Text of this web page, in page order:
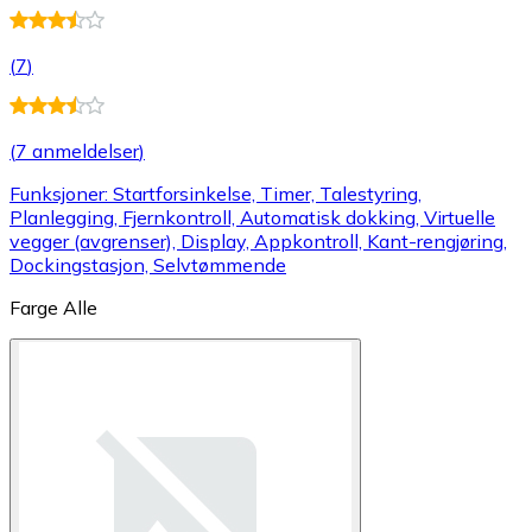
(7)
(7 anmeldelser)
Funksjoner: Startforsinkelse, Timer, Talestyring,
Planlegging, Fjernkontroll, Automatisk dokking, Virtuelle
vegger (avgrenser), Display, Appkontroll, Kant-rengjøring,
Dockingstasjon, Selvtømmende
Farge Alle